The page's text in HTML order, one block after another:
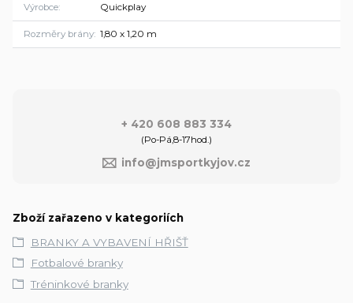
Výrobce Quickplay
Rozměry brány 1,80 x 1,20 m
+ 420 608 883 334
(Po-Pá,8-17hod.)
info@jmsportkyjov.cz
Zboží zařazeno v kategoriích
BRANKY A VYBAVENÍ HŘIŠŤ
Fotbalové branky
Tréninkové branky